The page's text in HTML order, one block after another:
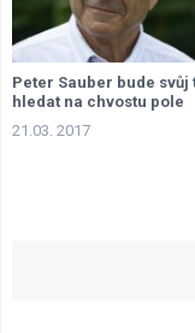
Peter Sauber bude svůj
hledat na chvostu pole
21.03. 2017